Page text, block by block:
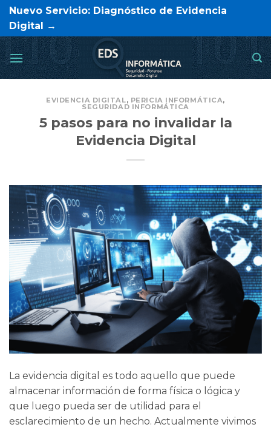
Saltar
contenido
Nuevo Servicio: Diagnóstico de Evidencia
Digital →
EVIDENCIA DIGITAL, PERICIA INFORMÁTICA,
SEGURIDAD INFORMÁTICA
5 pasos para no invalidar la
Evidencia Digital
La evidencia digital es todo aquello que puede
almacenar información de forma física o lógica y
que luego pueda ser de utilidad para el
esclarecimiento de un hecho. Actualmente vivimos